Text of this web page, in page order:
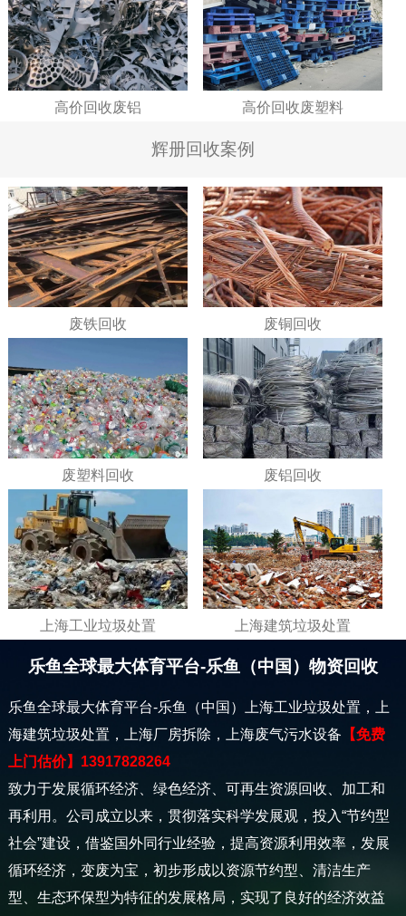
高价回收废铝 高价回收废塑料
辉册回收案例
废铁回收 废铜回收
废塑料回收 废铝回收
上海工业垃圾处置 上海建筑垃圾处置
乐鱼全球最大体育平台-乐鱼（中国）物资回收
乐鱼全球最大体育平台-乐鱼（中国）上海工业垃圾处置，上
海建筑垃圾处置，上海厂房拆除，上海废气污水设备 【免费
上门估价】13917828264
致力于发展循环经济、绿色经济、可再生资源回收、加工和
再利用。公司成立以来，贯彻落实科学发展观，投入“节约型
社会”建设，借鉴国外同行业经验，提高资源利用效率，发展
循环经济，变废为宝，初步形成以资源节约型、清洁生产
型、生态环保型为特征的发展格局，实现了良好的经济效益